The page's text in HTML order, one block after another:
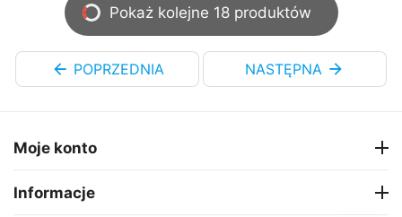
Pokaż kolejne 18 produktów
POPRZEDNIA NASTĘPNA
Moje konto
Informacje